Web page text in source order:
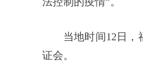
当地时间12日
证会。